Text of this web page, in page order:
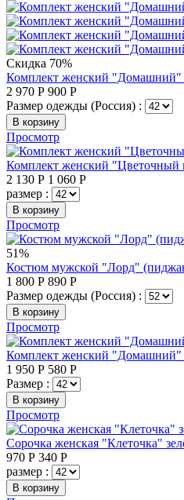
Скидка 70%
Комплект женский "Домашний"
2 970 Р 900 Р
Размер одежды (Россия) :
В корзину
Просмотр
Комплект женский "Цветочный
2 130 Р 1 060 Р
размер :
В корзину
Просмотр
51%
Костюм мужской "Лорд"
1 800 Р 890 Р
Размер одежды (Россия) :
В корзину
Просмотр
Комплект женский "Домашний"
1 950 Р 580 Р
Размер :
В корзину
Просмотр
Сорочка женская "Клеточка"
970 Р 340 Р
размер :
В корзину